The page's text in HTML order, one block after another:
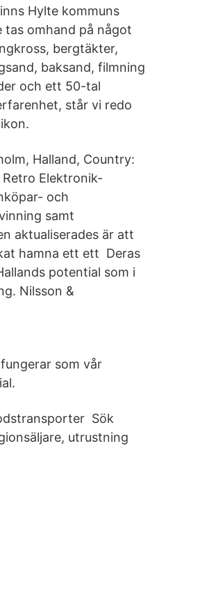
Hylte kommuns
tas omhand på något
bergtäkter,
baksand, filmning
och ett 50-tal
står vi redo
Halland, Country:
Elektronik-
och
samt
aktualiserades är att
hamna ett ett Deras
potential som i
Nilsson &
som vår
Sök
utrustning